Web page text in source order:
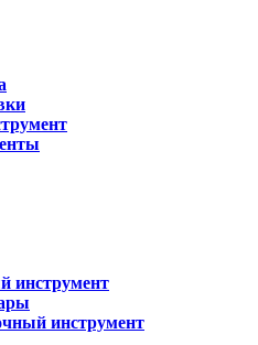
инструмент
инструмент